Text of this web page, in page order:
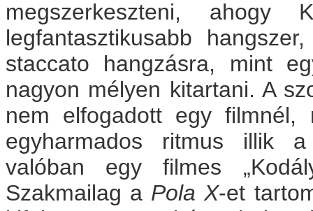
megszerkeszteni,
legfantasztikusabb
staccato hangzásra, mint
nagyon mélyen kitartani. A
nem elfogadott egy filmnél,
egyharmados ritmus illik
valóban egy filmes
Szakmailag a Pola X-et